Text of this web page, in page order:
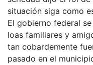
situación siga como
El gobierno federal
loas familiares y
tan cobardemente
pasado en el